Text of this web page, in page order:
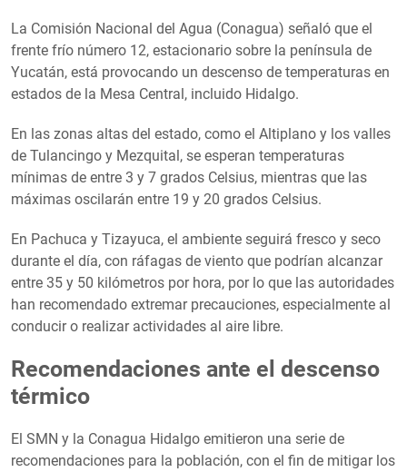
La Comisión Nacional del Agua (Conagua) señaló que el
frente frío número 12, estacionario sobre la península de
Yucatán, está provocando un descenso de temperaturas en
estados de la Mesa Central, incluido Hidalgo.
En las zonas altas del estado, como el Altiplano y los valles
de Tulancingo y Mezquital, se esperan temperaturas
mínimas de entre 3 y 7 grados Celsius, mientras que las
máximas oscilarán entre 19 y 20 grados Celsius.
En Pachuca y Tizayuca, el ambiente seguirá fresco y seco
durante el día, con ráfagas de viento que podrían alcanzar
entre 35 y 50 kilómetros por hora, por lo que las autoridades
han recomendado extremar precauciones, especialmente al
conducir o realizar actividades al aire libre.
Recomendaciones ante el descenso
térmico
El SMN y la Conagua Hidalgo emitieron una serie de
recomendaciones para la población, con el fin de mitigar los